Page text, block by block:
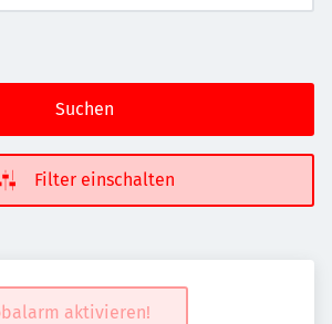
Suchen
Filter einschalten
aktivieren!